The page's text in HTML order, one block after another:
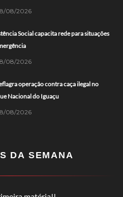
08/2026
Social capacita rede para situações
08/2026
operação contra caça ilegal no
Nacional do Iguaçu
08/2026
DA SEMANA